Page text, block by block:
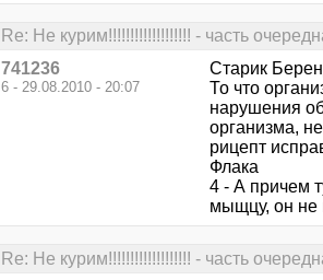
Re: Не курим!!!!!!!!!!!!!!!!!!! - часть
741236
6 - 29.08.2010 - 20:07
Старик
То что
нарушения
организма,
рицепт
Флака
4 - А причем
мыщцу, он не
Re: Не курим!!!!!!!!!!!!!!!!!!! - часть